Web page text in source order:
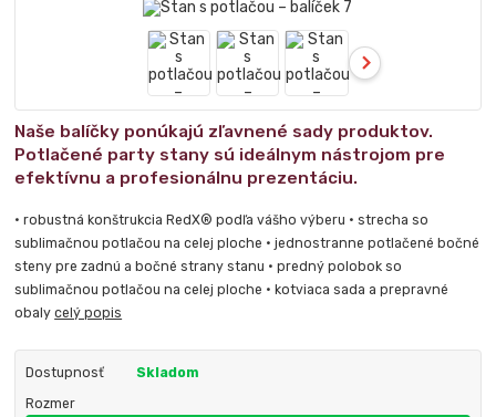
Naše balíčky ponúkajú zľavnené sady produktov.
Potlačené party stany sú ideálnym nástrojom pre
efektívnu a profesionálnu prezentáciu.
• robustná konštrukcia RedX® podľa vášho výberu • strecha so
sublimačnou potlačou na celej ploche • jednostranne potlačené bočné
steny pre zadnú a bočné strany stanu • predný polobok so
sublimačnou potlačou na celej ploche • kotviaca sada a prepravné
obalycelý popis
Dostupnosť Skladom
Rozmer